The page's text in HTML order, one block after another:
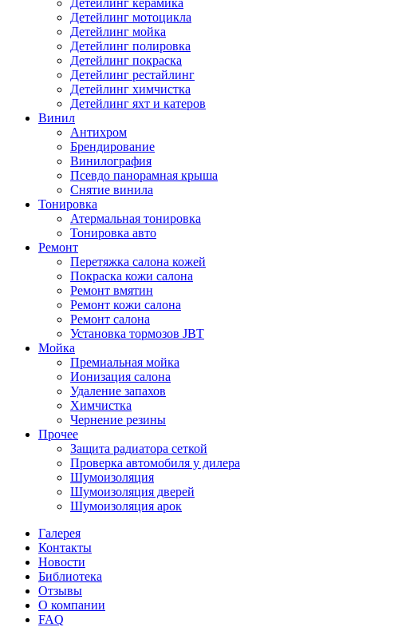
Детейлинг керамика
Детейлинг мотоцикла
Детейлинг мойка
Детейлинг полировка
Детейлинг покраска
Детейлинг рестайлинг
Детейлинг химчистка
Детейлинг яхт и катеров
Винил
Антихром
Брендирование
Винилография
Псевдо панорамная крыша
Снятие винила
Тонировка
Атермальная тонировка
Тонировка авто
Ремонт
Перетяжка салона кожей
Покраска кожи салона
Ремонт вмятин
Ремонт кожи салона
Ремонт салона
Установка тормозов JBT
Мойка
Премиальная мойка
Ионизация салона
Удаление запахов
Химчистка
Чернение резины
Прочее
Защита радиатора сеткой
Проверка автомобиля у дилера
Шумоизоляция
Шумоизоляция дверей
Шумоизоляция арок
Галерея
Контакты
Новости
Библиотека
Отзывы
О компании
FAQ